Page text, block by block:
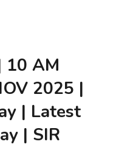
10 AM
2025 |
| Latest
| SIR